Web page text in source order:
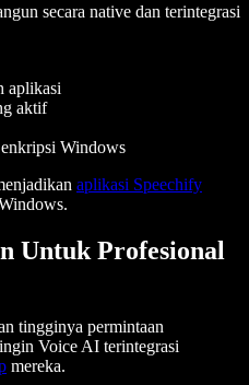
secara native dan terintegrasi
aplikasi
aktif
Windows
aplikasi Speechify
Untuk Profesional
tingginya permintaan
Voice AI terintegrasi
mereka.